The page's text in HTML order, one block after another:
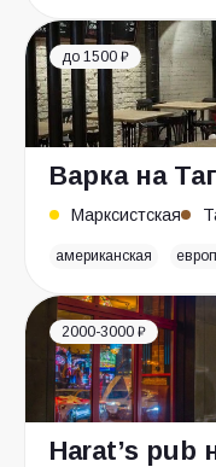
до 1500 ₽
Варка на
Марксистская
американская
2000-3000 ₽
Harat’s pub